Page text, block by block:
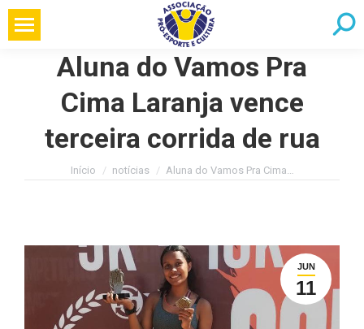
Pular
para
Aluna do Vamos Pra
Cima Laranja vence
terceira corrida de rua
Você está aqui:
Início notícias Aluna do Vamos Pra Cima…
JUN
11